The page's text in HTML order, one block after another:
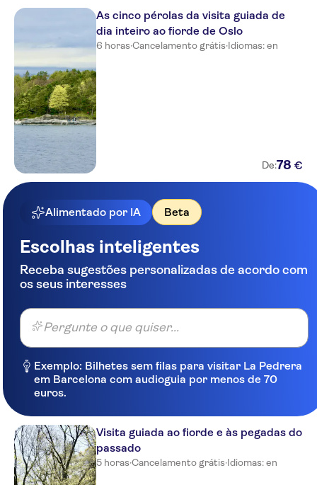
The Thief
Frogner House - Vika
Scandic Karl Johan
The tiger statue, outside Oslo
Visitor Centre
Scandic Grensen
BEST WESTERN Gjoevik Hotel
As cinco pérolas da visita guiada de
dia inteiro ao fiorde de Oslo
6 horas·Cancelamento grátis·Idiomas: en
De:78 €
Alimentado por IA Beta
Escolhas inteligentes
Receba sugestões personalizadas de acordo com
os seus interesses
Pergunte o que quiser...
Exemplo: Bilhetes sem filas para visitar La Pedrera
em Barcelona com audioguia por menos de 70
euros.
Visita guiada ao fiorde e às pegadas do
passado
5 horas·Cancelamento grátis·Idiomas: en